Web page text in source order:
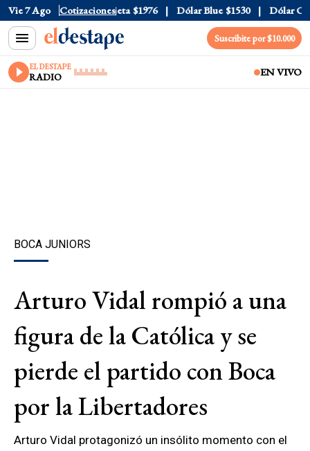
Vie 7 Ago Cotizaciones
$1520 Dólar Tarjeta $1976 Dólar Blue $1530 Dólar CCL
Suscribite por $10.000
EL DESTAPE
RADIO EN VIVO
BOCA JUNIORS
Arturo Vidal rompió a una
figura de la Católica y se
pierde el partido con Boca
por la Libertadores
Arturo Vidal protagonizó un insólito momento con el